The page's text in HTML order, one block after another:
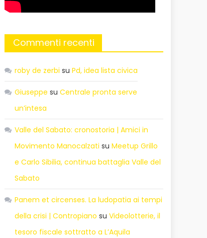
Commenti recenti
roby de zerbi suPd, idea lista civica
Giuseppe suCentrale pronta serve
un’intesa
Valle del Sabato: cronostoria | Amici in
Movimento Manocalzati suMeetup Grillo
e Carlo Sibilia, continua battaglia Valle del
Sabato
Panem et circenses. La ludopatia ai tempi
della crisi | Contropiano suVideolotterie, il
tesoro fiscale sottratto a L’Aquila